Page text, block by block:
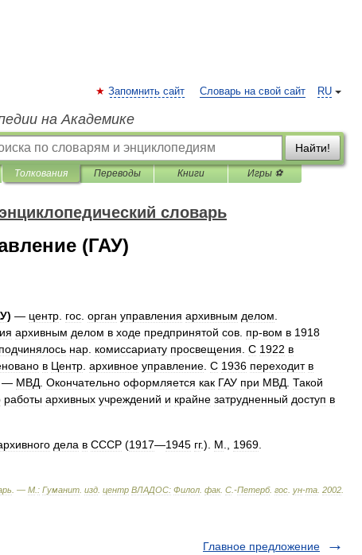
RU
Запомнить сайт Словарь на свой сайт
на Академике
Найти!
Толкования Переводы Книги Игры ⚽
словарь
(ГАУ)
) — центр гос орган управления архивным делом
архивным делом в ходе предпринятой сов пр-вом в 1918
подчинялось нар комиссариату просвещения С 1922 в
в Центр архивное управление С 1936 переходит в
— МВД Окончательно оформляется как ГАУ при МВД Такой
работы архивных учреждений и крайне затрудненный доступ в
дела в СССР (1917—1945 гг.). М 1969
. — М : Гуманит изд центр ВЛАДОС: Филол фак. С .-Петерб. гос ун-та 2002
Главное предложение